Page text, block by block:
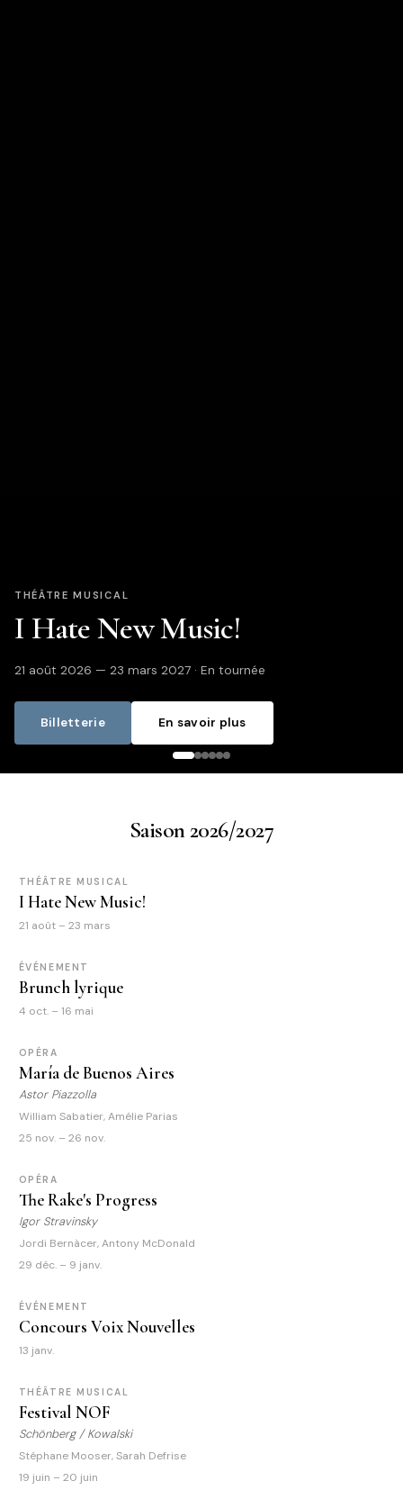
THÉÂTRE MUSICAL
I Hate New Music!
21 août 2026 — 23 mars 2027 · En tournée
Billetterie En savoir plus
Saison 2026/2027
THÉÂTRE MUSICAL
I Hate New Music!
21 août – 23 mars
ÉVÉNEMENT
Brunch lyrique
4 oct. – 16 mai
OPÉRA
María de Buenos Aires
Astor Piazzolla
William Sabatier, Amélie Parias
25 nov. – 26 nov.
OPÉRA
The Rake's Progress
Igor Stravinsky
Jordi Bernàcer, Antony McDonald
29 déc. – 9 janv.
ÉVÉNEMENT
Concours Voix Nouvelles
13 janv.
THÉÂTRE MUSICAL
Festival NOF
Schönberg / Kowalski
Stéphane Mooser, Sarah Defrise
19 juin – 20 juin